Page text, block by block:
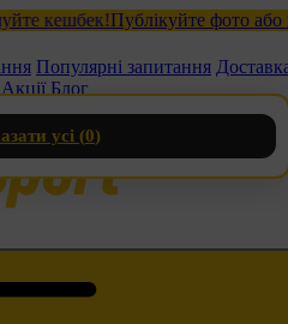
Публікуйте фото або
Популярні запитання
Акції Блог
усі (0)